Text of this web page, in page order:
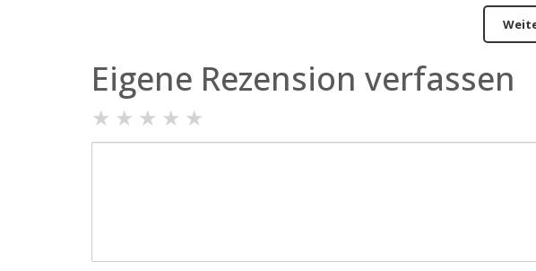
Eigene Rezension verfassen
★ ★ ★ ★ ★